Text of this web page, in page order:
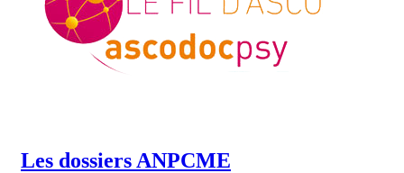
Les dossiers ANPCME